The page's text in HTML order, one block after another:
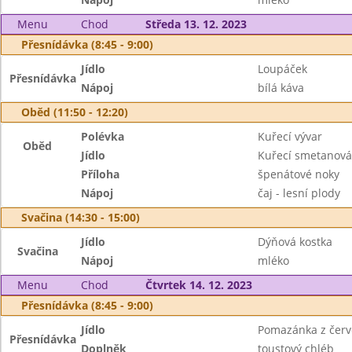
Menu
Chod
Středa 13. 12. 2023
Přesnídávka (8:45 - 9:00)
Přesnídávka
Jídlo
Loupáček
Nápoj
bílá káva
Oběd (11:50 - 12:20)
Oběd
Polévka
Kuřecí vývar
Jídlo
Kuřecí
Příloha
špenátové noky
Nápoj
čaj - lesní plody
Svačina (14:30 - 15:00)
Svačina
Jídlo
Dýňová kostka
Nápoj
mléko
Menu
Chod
Čtvrtek 14. 12. 2023
Přesnídávka (8:45 - 9:00)
Přesnídávka
Jídlo
Pomazánka z
Doplněk
toustový chléb